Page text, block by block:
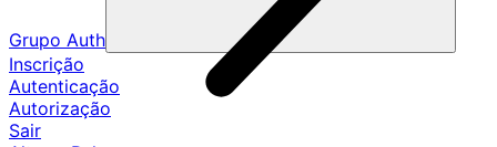
Grupo Auth
Inscrição
Autenticação
Autorização
Sair